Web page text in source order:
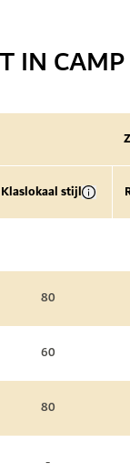
IN
Klaslokaal stijl
80
60
80
-